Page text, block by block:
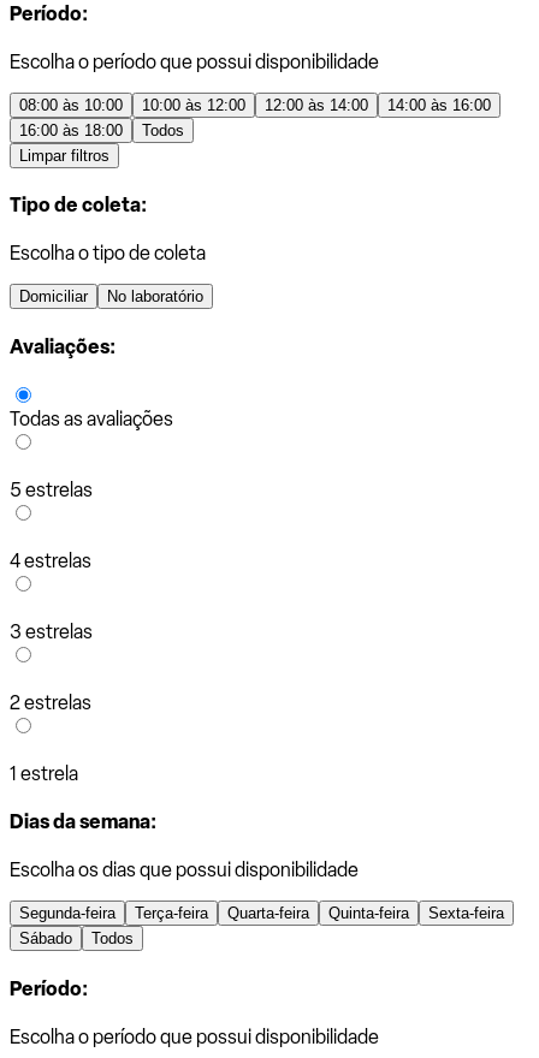
Período:
Escolha o período que possui disponibilidade
08:00 às 10:00 10:00 às 12:00 12:00 às 14:00
14:00 às 16:00
16:00 às 18:00
Todos
Limpar filtros
Tipo de coleta:
Escolha o tipo de coleta
Domiciliar No laboratório
Avaliações:
Todas as avaliações
5 estrelas
4 estrelas
3 estrelas
2 estrelas
1 estrela
Dias da semana:
Escolha os dias que possui disponibilidade
Segunda-feira Terça-feira Quarta-feira Quinta-feira
Sexta-feira
Sábado
Todos
Período:
Escolha o período que possui disponibilidade